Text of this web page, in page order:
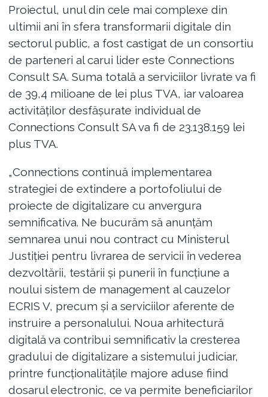
Proiectul, unul din cele mai complexe din
ultimii ani în sfera transformarii digitale din
sectorul public, a fost castigat de un consortiu
de parteneri al carui lider este Connections
Consult SA. Suma totală a serviciilor livrate va fi
de 39,4 milioane de lei plus TVA, iar valoarea
activităților desfășurate individual de
Connections Consult SA va fi de 23.138.159 lei
plus TVA.
„Connections continuă implementarea
strategiei de extindere a portofoliului de
proiecte de digitalizare cu anvergura
semnificativa. Ne bucurăm să anunțăm
semnarea unui nou contract cu Ministerul
Justiției pentru livrarea de servicii în vederea
dezvoltării, testării și punerii în funcțiune a
noului sistem de management al cauzelor
ECRIS V, precum și a serviciilor aferente de
instruire a personalului. Noua arhitectură
digitală va contribui semnificativ la cresterea
gradului de digitalizare a sistemului judiciar,
printre funcționalitățile majore aduse fiind
dosarul electronic, ce va permite beneficiarilor